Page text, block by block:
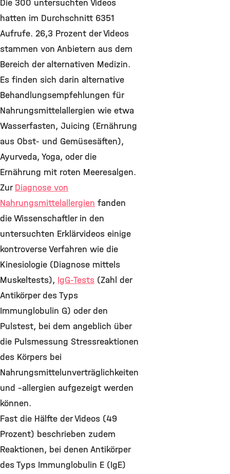
Die 300 untersuchten Videos
hatten im Durchschnitt 6351
Aufrufe. 26,3 Prozent der Videos
stammen von Anbietern aus dem
Bereich der alternativen Medizin.
Es finden sich darin alternative
Behandlungsempfehlungen für
Nahrungsmittelallergien wie etwa
Wasserfasten, Juicing (Ernährung
aus Obst- und Gemüsesäften),
Ayurveda, Yoga, oder die
Ernährung mit roten Meeresalgen.
ZurDiagnose von
Nahrungsmittelallergien fanden
die Wissenschaftler in den
untersuchten Erklärvideos einige
kontroverse Verfahren wie die
Kinesiologie (Diagnose mittels
Muskeltests), IgG-Tests (Zahl der
Antikörper des Typs
Immunglobulin G) oder den
Pulstest, bei dem angeblich über
die Pulsmessung Stressreaktionen
des Körpers bei
Nahrungsmittelunverträglichkeiten
und –allergien aufgezeigt werden
können.
Fast die Hälfte der Videos (49
Prozent) beschrieben zudem
Reaktionen, bei denen Antikörper
des Typs Immunglobulin E (IgE)